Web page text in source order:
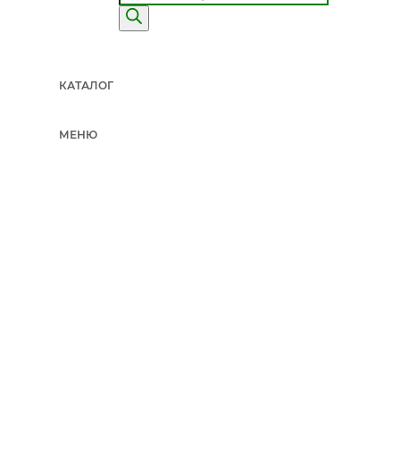
КАТАЛОГ
МЕНЮ